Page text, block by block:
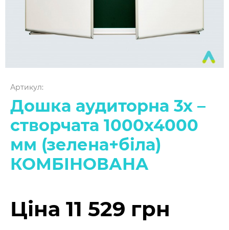
Артикул:
Дошка аудиторна 3х –
створчата 1000х4000
мм (зелена+біла)
КОМБІНОВАНА
Ціна 11 529 грн